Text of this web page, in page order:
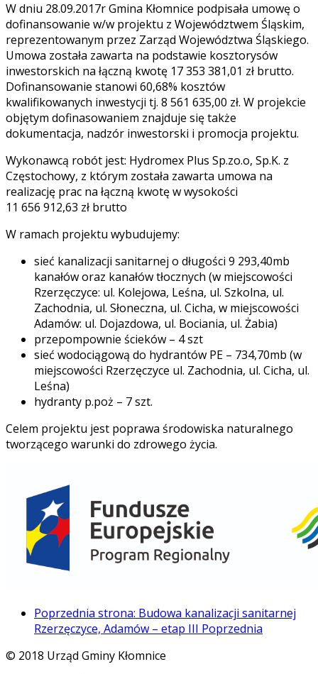
W dniu 28.09.2017r Gmina Kłomnice podpisała umowę o
dofinansowanie w/w projektu z Województwem Śląskim,
reprezentowanym przez Zarząd Województwa Śląskiego.
Umowa została zawarta na podstawie kosztorysów
inwestorskich na łączną kwotę 17 353 381,01 zł brutto.
Dofinansowanie stanowi 60,68% kosztów
kwalifikowanych inwestycji tj. 8 561 635,00 zł. W projekcie
objętym dofinasowaniem znajduje się także
dokumentacja, nadzór inwestorski i promocja projektu.
Wykonawcą robót jest: Hydromex Plus Sp.zo.o, Sp.K. z
Częstochowy, z którym została zawarta umowa na
realizację prac na łączną kwotę w wysokości
11 656 912,63 zł brutto
W ramach projektu wybudujemy:
sieć kanalizacji sanitarnej o długości 9 293,40mb
kanałów oraz kanałów tłocznych (w miejscowości
Rzerzęczyce: ul. Kolejowa, Leśna, ul. Szkolna, ul.
Zachodnia, ul. Słoneczna, ul. Cicha, w miejscowości
Adamów: ul. Dojazdowa, ul. Bociania, ul. Żabia)
przepompownie ścieków – 4 szt
sieć wodociągową do hydrantów PE – 734,70mb (w
miejscowości Rzerzęczyce ul. Zachodnia, ul. Cicha, ul.
Leśna)
hydranty p.poż – 7 szt.
Celem projektu jest poprawa środowiska naturalnego
tworzącego warunki do zdrowego życia.
Poprzednia strona: Budowa kanalizacji sanitarnej
Rzerzęczyce, Adamów – etap III Poprzednia
© 2018 Urząd Gminy Kłomnice